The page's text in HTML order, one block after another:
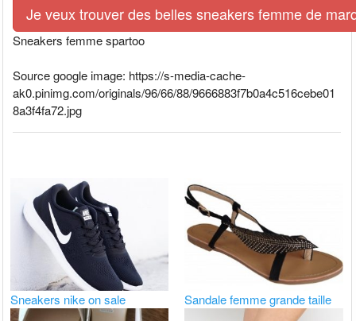
Je veux trouver des belles sneakers femme de
Sneakers femme spartoo
Source google image: https://s-media-cache-
ak0.pinimg.com/originals/96/66/88/9666883f7b0a4c516cebe01
8a3f4fa72.jpg
Sneakers nike on sale Sandale femme grande taille